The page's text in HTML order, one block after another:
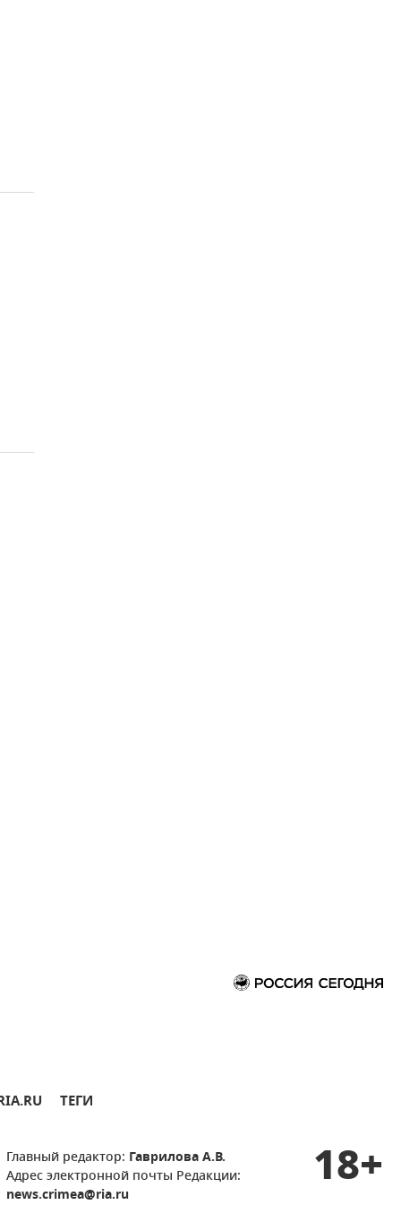
ТЕГИ
Главный редактор: Гаврилова А.В.
Адрес электронной почты Редакции:
news.crimea@ria.ru
18+